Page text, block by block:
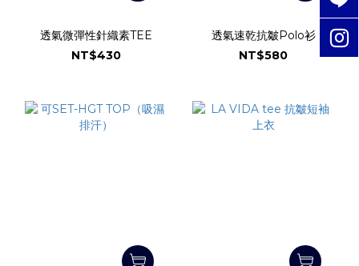
透氣微彈性針織素TEE
NT$430
透氣速乾抗皺Polo衫
NT$580